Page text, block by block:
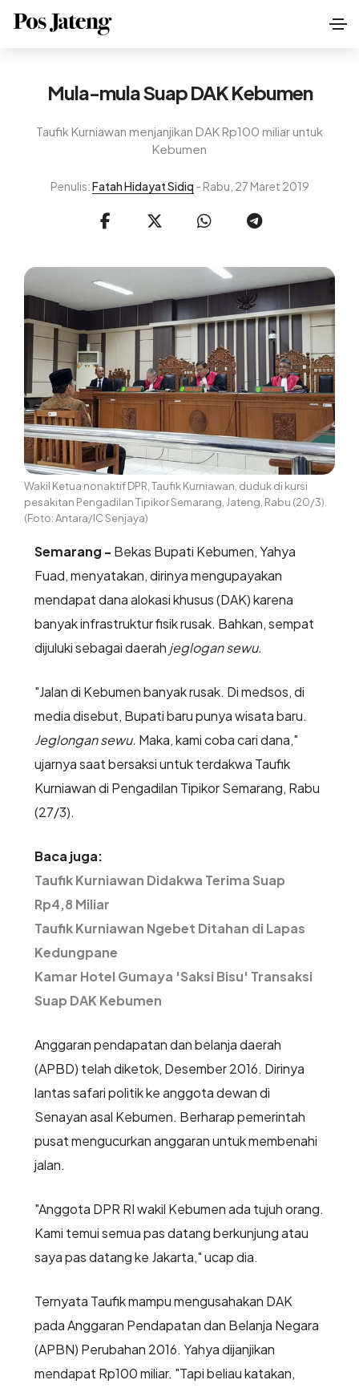
Mula-mula Suap DAK Kebumen
Taufik Kurniawan menjanjikan DAK Rp100 miliar untuk
Kebumen
Penulis:Fatah Hidayat Sidiq - Rabu, 27 Maret 2019
Wakil Ketua nonaktif DPR, Taufik Kurniawan, duduk di kursi
pesakitan Pengadilan Tipikor Semarang, Jateng, Rabu (20/3).
(Foto: Antara/IC Senjaya)
Semarang - Bekas Bupati Kebumen, Yahya
Fuad, menyatakan, dirinya mengupayakan
mendapat dana alokasi khusus (DAK) karena
banyak infrastruktur fisik rusak. Bahkan, sempat
dijuluki sebagai daerah jeglogan sewu.
"Jalan di Kebumen banyak rusak. Di medsos, di
media disebut, Bupati baru punya wisata baru.
Jeglongan sewu. Maka, kami coba cari dana,"
ujarnya saat bersaksi untuk terdakwa Taufik
Kurniawan di Pengadilan Tipikor Semarang, Rabu
(27/3).
Baca juga:
Taufik Kurniawan Didakwa Terima Suap
Rp4,8 Miliar
Taufik Kurniawan Ngebet Ditahan di Lapas
Kedungpane
Kamar Hotel Gumaya 'Saksi Bisu' Transaksi
Suap DAK Kebumen
Anggaran pendapatan dan belanja daerah
(APBD) telah diketok, Desember 2016. Dirinya
lantas safari politik ke anggota dewan di
Senayan asal Kebumen. Berharap pemerintah
pusat mengucurkan anggaran untuk membenahi
jalan.
"Anggota DPR RI wakil Kebumen ada tujuh orang.
Kami temui semua pas datang berkunjung atau
saya pas datang ke Jakarta," ucap dia.
Ternyata Taufik mampu mengusahakan DAK
pada Anggaran Pendapatan dan Belanja Negara
(APBN) Perubahan 2016. Yahya dijanjikan
mendapat Rp100 miliar. "Tapi beliau katakan,